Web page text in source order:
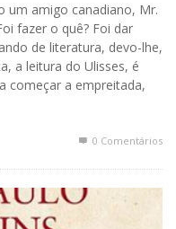
um amigo canadiano, Mr.
fazer o quê? Foi dar
de literatura, devo-lhe,
a leitura do Ulisses, é
começar a empreitada,
0 Comentários